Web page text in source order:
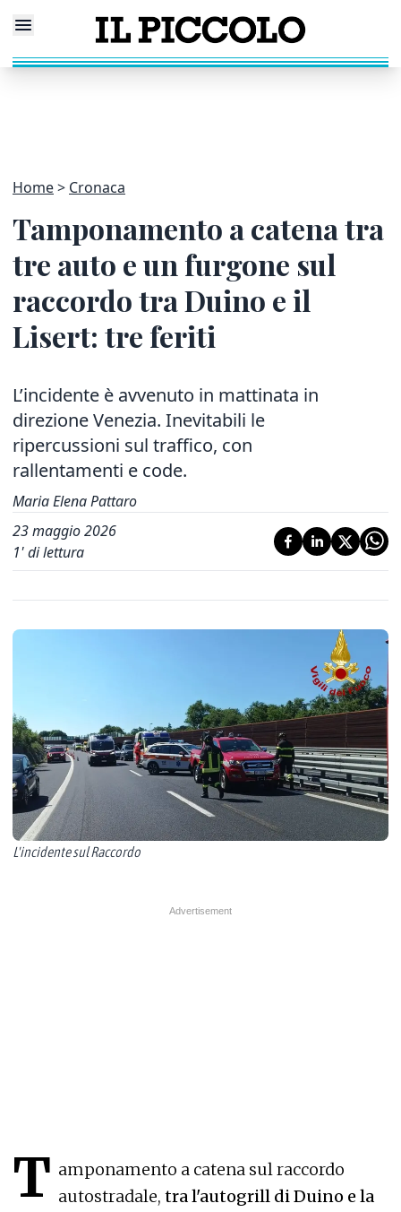
Home Cronaca
Tamponamento a catena tra
tre auto e un furgone sul
raccordo tra Duino e il
Lisert: tre feriti
L’incidente è avvenuto in mattinata in
direzione Venezia. Inevitabili le
ripercussioni sul traffico, con
rallentamenti e code.
Maria Elena Pattaro
23 maggio 2026
1' di lettura
L'incidente sul Raccordo
T amponamento a catena sul raccordo
autostradale, tra l'autogrill di Duino e la